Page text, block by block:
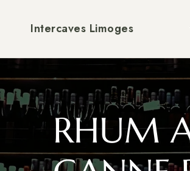
Intercaves Limoges
RHUM